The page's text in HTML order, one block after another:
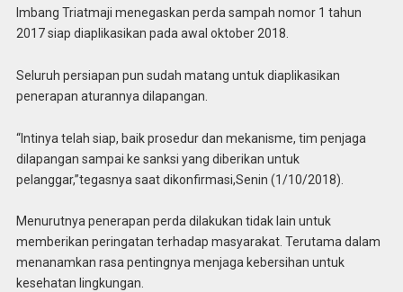
Imbang Triatmaji menegaskan perda sampah nomor 1 tahun
2017 siap diaplikasikan pada awal oktober 2018.
Seluruh persiapan pun sudah matang untuk diaplikasikan
penerapan aturannya dilapangan.
“Intinya telah siap, baik prosedur dan mekanisme, tim penjaga
dilapangan sampai ke sanksi yang diberikan untuk
pelanggar,”tegasnya saat dikonfirmasi,Senin (1/10/2018).
Menurutnya penerapan perda dilakukan tidak lain untuk
memberikan peringatan terhadap masyarakat. Terutama dalam
menanamkan rasa pentingnya menjaga kebersihan untuk
kesehatan lingkungan.